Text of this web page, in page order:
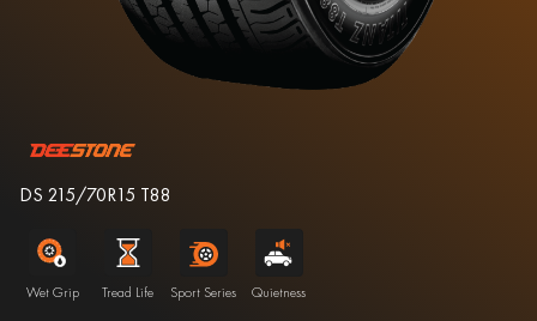
DS 215/70R15 T88
Wet Grip Tread Life Sport Series Quietness